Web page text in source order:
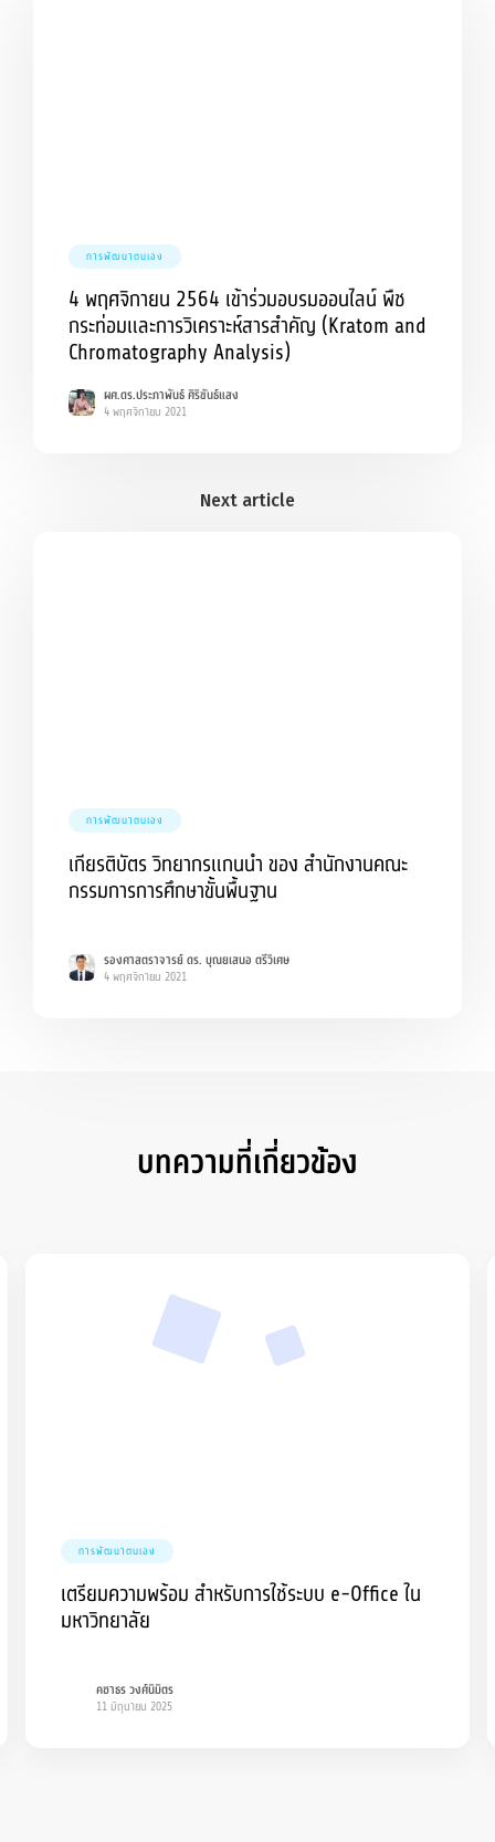
การพัฒนาตนเอง
4 พฤศจิกายน 2564 เข้าร่วมอบรมออนไลน์ พืช
กระท่อมและการวิเคราะห์สารสำคัญ (Kratom and
Chromatography Analysis)
ผศ.ดร.ประภาพันธ์ ศิริขันธ์แสง
4 พฤศจิกายน 2021
การพัฒนาตนเอง
เกียรติบัตร วิทยากรแกนนำ ของ สำนักงานคณะ
กรรมการการศึกษาขั้นพื้นฐาน
รองศาสตราจารย์ ดร. บุณยเสนอ ตรีวิเศษ
4 พฤศจิกายน 2021
บทความที่เกี่ยวข้อง
การพัฒนาตนเอง
เตรียมความพร้อม สำหรับการใช้ระบบ e-Office ใน
มหาวิทยาลัย
คชาธร วงศ์นิมิตร
11 มิถุนายน 2025